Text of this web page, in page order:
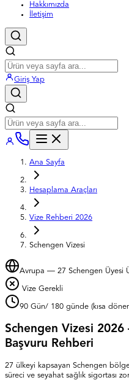
Hakkımızda
İletişim
Giriş Yap
Ana Sayfa
Hesaplama Araçları
Vize Rehberi 2026
Schengen Vizesi
Avrupa — 27 Schengen Üyesi
Vize Gerekli
90 Gün/ 180 günde (kısa
Schengen Vizesi 2026
Başvuru Rehberi
27 ülkeyi kapsayan Schengen
süreci ve seyahat sağlık sigortası